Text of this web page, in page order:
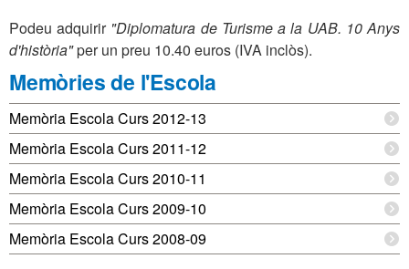
Podeu adquirir "Diplomatura de Turisme a la UAB. 10 Anys
d'història"per un preu 10.40 euros (IVA inclòs).
Informació
complementària
Memòries de l'Escola
Memòria Escola Curs 2012-13
Memòria Escola Curs 2011-12
Memòria Escola Curs 2010-11
Memòria Escola Curs 2009-10
Memòria Escola Curs 2008-09